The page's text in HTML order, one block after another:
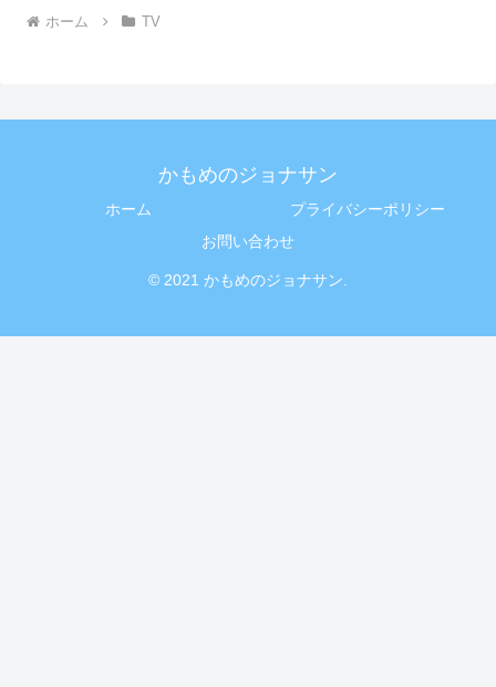
ホーム TV
かもめのジョナサン
ホーム
プライバシーポリシー
お問い合わせ
© 2021 かもめのジョナサン.